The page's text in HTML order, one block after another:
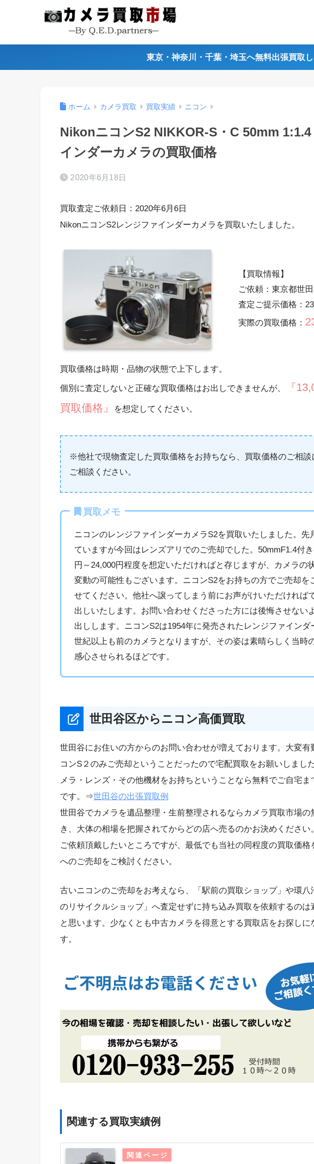
東京・神奈川・千葉・埼玉へ無料出張買取
ホーム カメラ買取 買取実績 ニコン
NikonニコンS2 NIKKOR-S・C 50mm
インダーカメラの買取価格
2020年6月18日
買取査定ご依頼日：2020年6月6日
NikonニコンS2レンジファインダーカメラを買取いたしました。
【買取情報】
ご依頼：東京都世
査定ご提示価格：
実際の買取価格：
買取価格は時期・品物の状態で上下します。
個別に査定しないと正確な買取価格はお出しできませんが、
『
買取価格』
を想定してください。
※他社で現物査定した買取価格をお持ちなら、買取価格のご相談
ご相談ください。
買取メモ
ニコンのレンジファインダーカメラS2を買取いたしました。先
ていますが今回はレンズアリでのご売却でした。50mmF1.4付
円～24,000円程度を想定いただければと存じますが、カメラの
変動の可能性もございます。ニコンS2をお持ちの方でご売却を
せてください。他社へ譲ってしまう前にお声がけいただければ
出しいたします。お問い合わせくださった方には後悔させない
出しします。ニコンS2は1954年に発売されたレンジファイン
世紀以上も前のカメラとなりますが、その姿は素晴らしく当時
感心させられるほどです。
世田谷区からニコン高価買取
世田谷にお住いの方からのお問い合わせが増えております。大変有
コンS２のみご売却ということだったので宅配買取をお願いしまし
メラ・レンズ・その他機材をお持ちということなら無料でご自宅
です。⇒世田谷の出張買取例
世田谷でカメラを遺品整理・生前整理されるならカメラ買取市場
き、大体の相場を把握されてからどの店へ売るのかお決めくださ
ご依頼頂戴したいところですが、最低でも当社の同程度の買取価
へのご売却をご検討ください。
古いニコンのご売却をお考えなら、「駅前の買取ショップ」や環八
のリサイクルショップ」へ査定せずに持ち込み買取を依頼するの
と思います。少なくとも中古カメラを得意とする買取店をお探しに
す。
関連する買取実績例